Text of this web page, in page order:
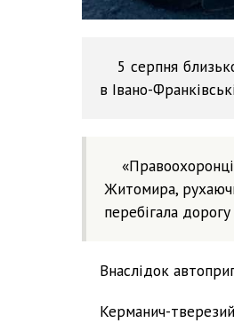
5 серпня
в Івано-
Житомира,
перебігала
Внаслідок
Керманич-